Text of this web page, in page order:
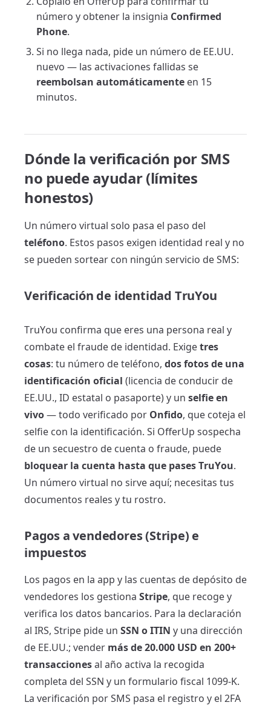
número y obtener la insignia Confirmed
Phone.
Si no llega nada, pide un número de EE.UU.
nuevo — las activaciones fallidas se
reembolsan automáticamente en 15
minutos.
Dónde la verificación por SMS
no puede ayudar (límites
honestos)
Un número virtual solo pasa el paso del
teléfono. Estos pasos exigen identidad real y no
se pueden sortear con ningún servicio de SMS:
Verificación de identidad TruYou
TruYou confirma que eres una persona real y
combate el fraude de identidad. Exigetres
cosas: tu número de teléfono, dos fotos de una
identificación oficial (licencia de conducir de
EE.UU., ID estatal o pasaporte) y un selfie en
vivo— todo verificado por Onfido, que coteja el
selfie con la identificación. Si OfferUp sospecha
de un secuestro de cuenta o fraude, puede
bloquear la cuenta hasta que pases TruYou.
Un número virtual no sirve aquí; necesitas tus
documentos reales y tu rostro.
Pagos a vendedores (Stripe) e
impuestos
Los pagos en la app y las cuentas de depósito de
vendedores los gestiona Stripe, que recoge y
verifica los datos bancarios. Para la declaración
al IRS, Stripe pide un SSN o ITIN y una dirección
de EE.UU.; vender más de 20.000 USD en 200+
transaccionesal año activa la recogida
completa del SSN y un formulario fiscal 1099-K.
La verificación por SMS pasa el registro y el 2FA